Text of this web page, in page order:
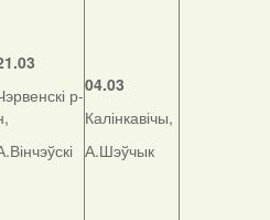
р-04.03
Калінкавічы,
А.Шэўчык